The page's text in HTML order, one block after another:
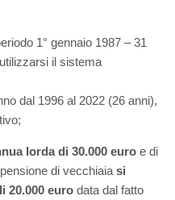
1° gennaio 1987 – 31
il sistema
dal 1996 al 2022 (26 anni),
lorda di 30.000 euro e di
di vecchiaia si
20.000 euro data dal fatto